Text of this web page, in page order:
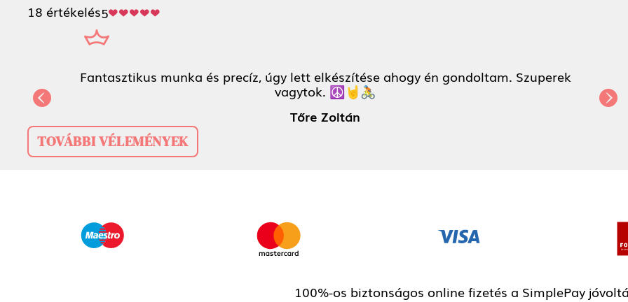
18 értékelés5
Fantasztikus munka és precíz, úgy lett elkészítése ahogy én gondoltam. Szuperek
vagytok. ☮️🤘🚴
Tőre Zoltán
Previous
TOVÁBBI VÉLEMÉNYEK
100%-os biztonságos online fizetés a SimplePay